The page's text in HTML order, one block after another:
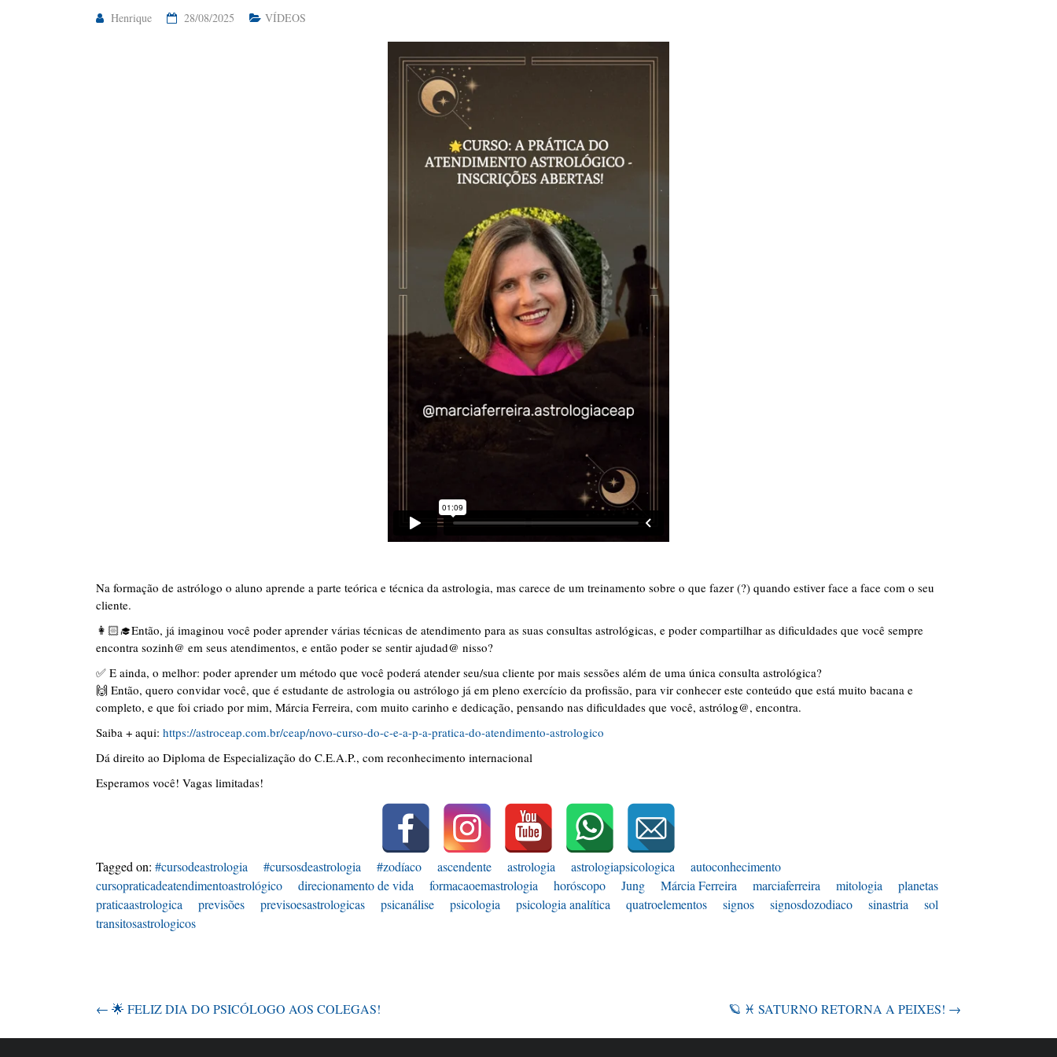
Henrique 28/08/2025 VÍDEOS
Na formação de astrólogo o aluno aprende a parte teórica e técnica da astrologia, mas carece de um treinamento sobre o que fazer (?) quando estiver face a face com o seu
cliente.
👩🏻‍🎓Então, já imaginou você poder aprender várias técnicas de atendimento para as suas consultas astrológicas, e poder compartilhar as dificuldades que você sempre
encontra sozinh@ em seus atendimentos, e então poder se sentir ajudad@ nisso?
✅ E ainda, o melhor: poder aprender um método que você poderá atender seu/sua cliente por mais sessões além de uma única consulta astrológica?
🙌 Então, quero convidar você, que é estudante de astrologia ou astrólogo já em pleno exercício da profissão, para vir conhecer este conteúdo que está muito bacana e
completo, e que foi criado por mim, Márcia Ferreira, com muito carinho e dedicação, pensando nas dificuldades que você, astrólog@, encontra.
Saiba + aqui: https://astroceap.com.br/ceap/novo-curso-do-c-e-a-p-a-pratica-do-atendimento-astrologico
Dá direito ao Diploma de Especialização do C.E.A.P., com reconhecimento internacional
Esperamos você! Vagas limitadas!
Tagged on: #cursodeastrologia #cursosdeastrologia #zodíaco ascendente astrologia astrologiapsicologica
autoconhecimento
cursopraticadeatendimentoastrológico
direcionamento de vida formacaoemastrologia horóscopo Jung Márcia Ferreira marciaferreira mitologia
planetas
praticaastrologica
previsões previsoesastrologicas psicanálise psicologia psicologia analítica quatroelementos signos signosdozodiaco sinastria
sol
transitosastrologicos
← 🌟 FELIZ DIA DO PSICÓLOGO AOS COLEGAS! 🪐 ♓️ SATURNO RETORNA A PEIXES! →